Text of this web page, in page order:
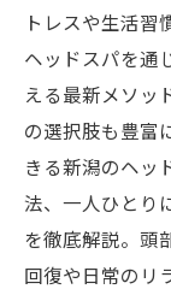
トレスや生活習
ヘッドスパを通
える最新メソッ
の選択肢も豊富
きる新潟のヘッ
法、一人ひとり
を徹底解説。頭
回復や日常のリ